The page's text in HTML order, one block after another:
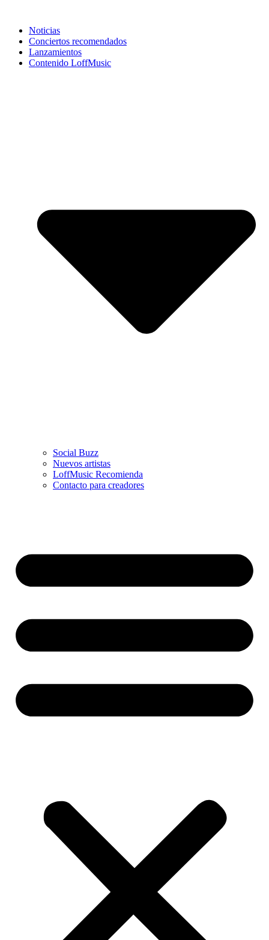
Noticias
Conciertos recomendados
Lanzamientos
Contenido LoffMusic
Social Buzz
Nuevos artistas
LoffMusic Recomienda
Contacto para creadores